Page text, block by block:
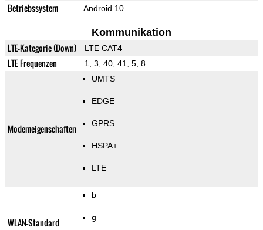
Betriebssystem Android 10
Kommunikation
LTE-Kategorie (Down) LTE CAT4
LTE Frequenzen 1, 3, 40, 41, 5, 8
Modemeigenschaften
UMTS
EDGE
GPRS
HSPA+
LTE
WLAN-Standard
b
g